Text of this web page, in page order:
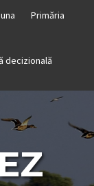
Primăria
decizională